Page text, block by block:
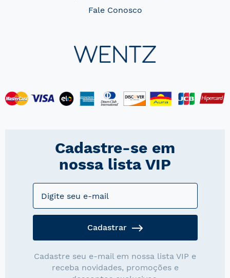
Fale Conosco
Cadastre-se em
nossa lista VIP
Cadastrar
Cadastre seu e-mail em nossa lista VIP e
receba novidades, promoções e